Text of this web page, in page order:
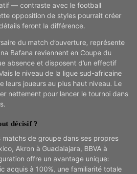
— contraste avec le football
opposition de styles pourrait créer
feront la différence.
du match d’ouverture, représente
Bafana reviennent en Coupe du
absence et disposent d’un effectif
le niveau de la ligue sud-africaine
leurs joueurs au plus haut niveau. Le
nettement pour lancer le tournoi dans
décisif ?
matchs de groupe dans ses propres
Akron à Guadalajara, BBVA à
offre un avantage unique:
acquis à 100%, une familiarité totale